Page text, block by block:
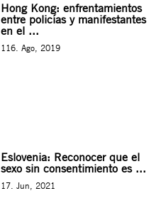
Hong Kong: enfrentamientos
entre policías y manifestantes
en el ...
116. Ago, 2019
Eslovenia: Reconocer que el
sexo sin consentimiento es ...
17. Jun, 2021